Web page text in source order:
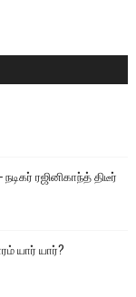
ரஜினிகாந்த் திடீர்
யார் யார்?